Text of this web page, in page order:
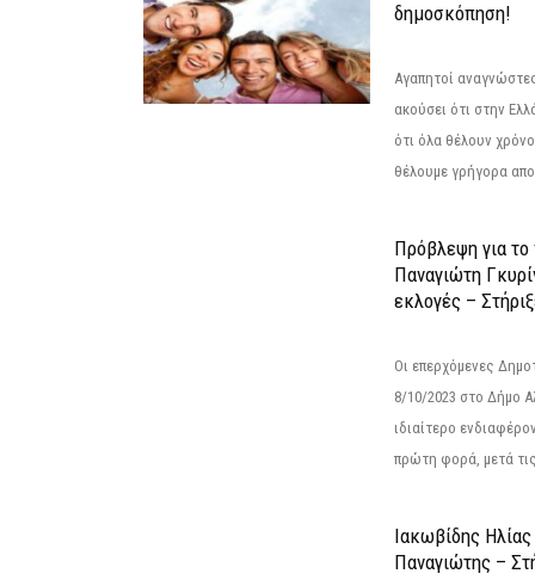
δημοσκόπηση!
Αγαπητοί
ακούσει ότι στην
ότι όλα θέλουν
θέλουμε γρήγορα
Πρόβλεψη για
Παναγιώτη
εκλογές –
Οι επερχόμενες
8/10/2023 στο Δήμο
ιδιαίτερο
πρώτη φορά, μετά τις
Ιακωβίδης
Παναγιώτης –